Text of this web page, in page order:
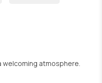
welcoming atmosphere.